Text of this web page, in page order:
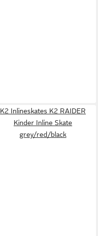
K2 Inlineskates K2 RAIDER
Kinder Inline Skate
grey/red/black